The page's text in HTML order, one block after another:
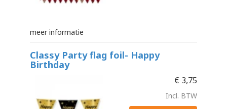
meer informatie
Classy Party flag foil- Happy
Birthday
€ 3,75
Incl. BTW